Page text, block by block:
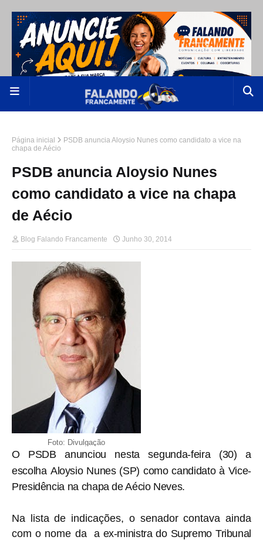
Página inicial
PSDB anuncia Aloysio Nunes como candidato a vice na
chapa de Aécio
PSDB anuncia Aloysio Nunes
como candidato a vice na chapa
de Aécio
Blog Falando Francamente Junho 30, 2014
Foto: Divulgação
O PSDB anunciou nesta segunda-feira (30) a
escolha Aloysio Nunes(SP) como candidato à Vice-
Presidência na chapa de Aécio Neves.
Na lista de indicações, o senador contava ainda
com o nome daa ex-ministra do Supremo Tribunal